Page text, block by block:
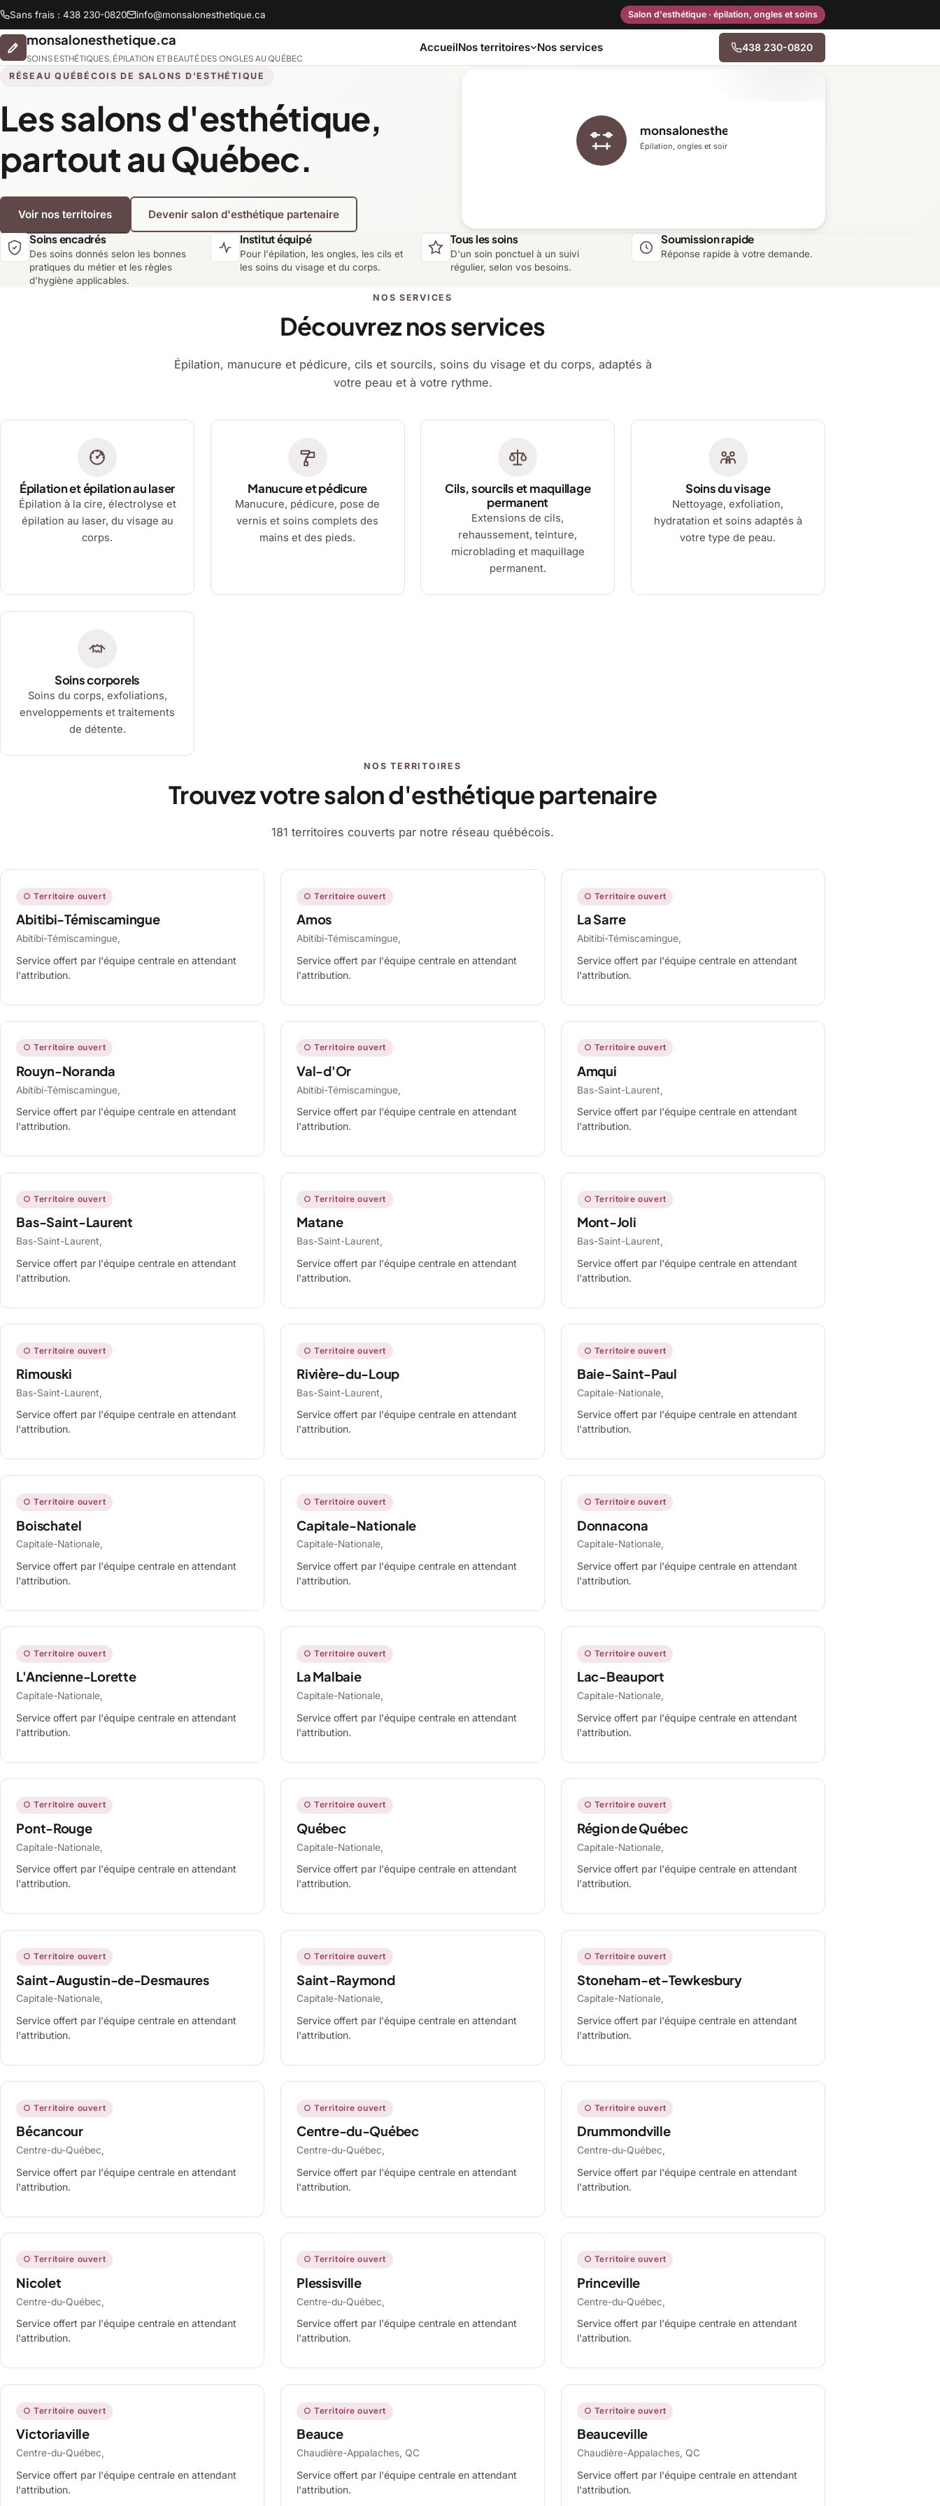
Sans frais : 438 230-0820 info@monsalonesthetique.ca Salon d'esthétique · épilation, ongles et soins
monsalonesthetique.ca
SOINS ESTHÉTIQUES, ÉPILATION ET BEAUTÉ DES ONGLES AU QUÉBEC
AccueilNos territoires
Bas-Saint-Laurent Capitale-Nationale Centre-du-Québec
Lanaudière Laurentides Laval Mauricie
Montérégie Nord-du-Québec
Nos services 438 230-0820
RÉSEAU QUÉBÉCOIS DE SALONS D'ESTHÉTIQUE
Les salons d'esthétique,
partout au Québec.
Voir nos territoires Devenir salon d'esthétique partenaire
monsalonesthetique.ca
Épilation, ongles et soins du visage
Soins encadrés
Des soins donnés selon les bonnes
pratiques du métier et les règles
d'hygiène applicables.
Institut équipé
Pour l'épilation, les ongles, les cils et
les soins du visage et du corps.
Tous les soins
D'un soin ponctuel à un suivi
régulier, selon vos besoins.
Soumission rapide
Réponse rapide à votre demande.
NOS SERVICES
Découvrez nos services
Épilation, manucure et pédicure, cils et sourcils, soins du visage et du corps, adaptés à
votre peau et à votre rythme.
Épilation et épilation au laser
Épilation à la cire, électrolyse et
épilation au laser, du visage au
corps.
Manucure et pédicure
Manucure, pédicure, pose de
vernis et soins complets des
mains et des pieds.
Cils, sourcils et maquillage
permanent
Extensions de cils,
rehaussement, teinture,
microblading et maquillage
permanent.
Soins du visage
Nettoyage, exfoliation,
hydratation et soins adaptés à
votre type de peau.
Soins corporels
Soins du corps, exfoliations,
enveloppements et traitements
de détente.
NOS TERRITOIRES
Trouvez votre salon d'esthétique partenaire
181 territoires couverts par notre réseau québécois.
○ Territoire ouvert
Abitibi-Témiscamingue
Abitibi-Témiscamingue,
Service offert par l'équipe centrale en attendant
l'attribution.
○ Territoire ouvert
Amos
Abitibi-Témiscamingue,
Service offert par l'équipe centrale en attendant
l'attribution.
○ Territoire ouvert
La Sarre
Abitibi-Témiscamingue,
Service offert par l'équipe centrale en attendant
l'attribution.
○ Territoire ouvert
Rouyn-Noranda
Abitibi-Témiscamingue,
Service offert par l'équipe centrale en attendant
l'attribution.
○ Territoire ouvert
Val-d'Or
Abitibi-Témiscamingue,
Service offert par l'équipe centrale en attendant
l'attribution.
○ Territoire ouvert
Amqui
Bas-Saint-Laurent,
Service offert par l'équipe centrale en attendant
l'attribution.
○ Territoire ouvert
Bas-Saint-Laurent
Bas-Saint-Laurent,
Service offert par l'équipe centrale en attendant
l'attribution.
○ Territoire ouvert
Matane
Bas-Saint-Laurent,
Service offert par l'équipe centrale en attendant
l'attribution.
○ Territoire ouvert
Mont-Joli
Bas-Saint-Laurent,
Service offert par l'équipe centrale en attendant
l'attribution.
○ Territoire ouvert
Rimouski
Bas-Saint-Laurent,
Service offert par l'équipe centrale en attendant
l'attribution.
○ Territoire ouvert
Rivière-du-Loup
Bas-Saint-Laurent,
Service offert par l'équipe centrale en attendant
l'attribution.
○ Territoire ouvert
Baie-Saint-Paul
Capitale-Nationale,
Service offert par l'équipe centrale en attendant
l'attribution.
○ Territoire ouvert
Boischatel
Capitale-Nationale,
Service offert par l'équipe centrale en attendant
l'attribution.
○ Territoire ouvert
Capitale-Nationale
Capitale-Nationale,
Service offert par l'équipe centrale en attendant
l'attribution.
○ Territoire ouvert
Donnacona
Capitale-Nationale,
Service offert par l'équipe centrale en attendant
l'attribution.
○ Territoire ouvert
L'Ancienne-Lorette
Capitale-Nationale,
Service offert par l'équipe centrale en attendant
l'attribution.
○ Territoire ouvert
La Malbaie
Capitale-Nationale,
Service offert par l'équipe centrale en attendant
l'attribution.
○ Territoire ouvert
Lac-Beauport
Capitale-Nationale,
Service offert par l'équipe centrale en attendant
l'attribution.
○ Territoire ouvert
Pont-Rouge
Capitale-Nationale,
Service offert par l'équipe centrale en attendant
l'attribution.
○ Territoire ouvert
Québec
Capitale-Nationale,
Service offert par l'équipe centrale en attendant
l'attribution.
○ Territoire ouvert
Région de Québec
Capitale-Nationale,
Service offert par l'équipe centrale en attendant
l'attribution.
○ Territoire ouvert
Saint-Augustin-de-Desmaures
Capitale-Nationale,
Service offert par l'équipe centrale en attendant
l'attribution.
○ Territoire ouvert
Saint-Raymond
Capitale-Nationale,
Service offert par l'équipe centrale en attendant
l'attribution.
○ Territoire ouvert
Stoneham-et-Tewkesbury
Capitale-Nationale,
Service offert par l'équipe centrale en attendant
l'attribution.
○ Territoire ouvert
Bécancour
Centre-du-Québec,
Service offert par l'équipe centrale en attendant
l'attribution.
○ Territoire ouvert
Centre-du-Québec
Centre-du-Québec,
Service offert par l'équipe centrale en attendant
l'attribution.
○ Territoire ouvert
Drummondville
Centre-du-Québec,
Service offert par l'équipe centrale en attendant
l'attribution.
○ Territoire ouvert
Nicolet
Centre-du-Québec,
Service offert par l'équipe centrale en attendant
l'attribution.
○ Territoire ouvert
Plessisville
Centre-du-Québec,
Service offert par l'équipe centrale en attendant
l'attribution.
○ Territoire ouvert
Princeville
Centre-du-Québec,
Service offert par l'équipe centrale en attendant
l'attribution.
○ Territoire ouvert
Victoriaville
Centre-du-Québec,
Service offert par l'équipe centrale en attendant
l'attribution.
○ Territoire ouvert
Beauce
Chaudière-Appalaches, QC
Service offert par l'équipe centrale en attendant
l'attribution.
○ Territoire ouvert
Beauceville
Chaudière-Appalaches, QC
Service offert par l'équipe centrale en attendant
l'attribution.